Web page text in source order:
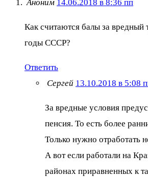
Аноним 14.06.2018 в 8:36 пп
Как считаются балы за вредный
годы СССР?
Ответить
Сергей 13.10.2018 в 5:08
За вредные условия
пенсия. То есть более
Только нужно отработать
А вот если работали на
районах приравненных к